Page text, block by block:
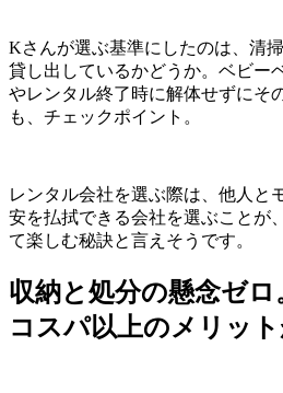
Kさんが選ぶ基準にしたのは、清
貸し出しているかどうか。ベビー
やレンタル終了時に解体せずにそ
も、チェックポイント。
レンタル会社を選ぶ際は、他人と
安を払拭できる会社を選ぶことが
て楽しむ秘訣と言えそうです。
収納と処分の懸念ゼ
コスパ以上のメリッ